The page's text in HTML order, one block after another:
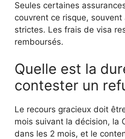
Seules certaines
couvrent ce risque,
strictes. Les frais de visa
remboursés.
Quelle est la
contester un
Le recours gracieux doit
mois suivant la décision, la
dans les 2 mois, et le